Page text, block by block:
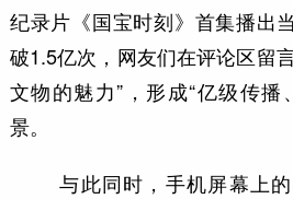
纪录片《国宝时刻》首集播出
破1.5亿次，网友们在评论区留
文物的魅力”，形成“亿级传播
景。
与此同时，手机屏幕上的